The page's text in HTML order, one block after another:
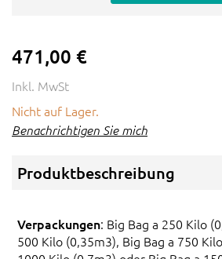
471,00 €
Inkl. MwSt
Nicht auf Lager.
Benachrichtigen Sie mich
Produktbeschreibung
Verpackungen: Big Bag a 250 Kilo
500 Kilo (0,35m3), Big Bag a 750